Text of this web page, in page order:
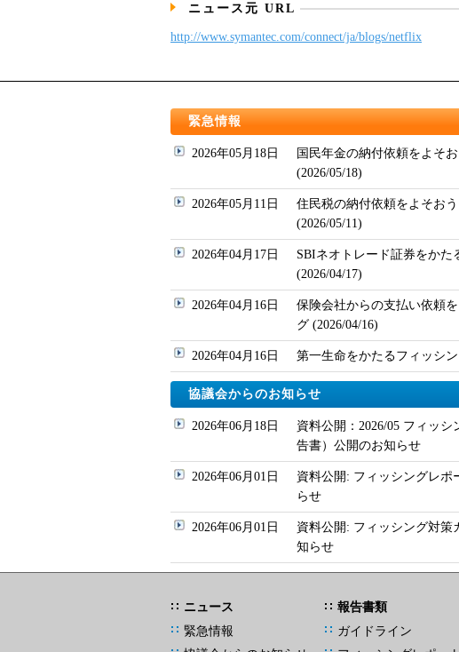
ニュース元 URL
http://www.symantec.com/connect/ja/blogs/netflix
緊急情報
2026年05月18日
国民年金の納付依頼をよそ
(2026/05/18)
2026年05月11日
住民税の納付依頼をよそお
(2026/05/11)
2026年04月17日
SBIネオトレード証券をかた
(2026/04/17)
2026年04月16日
保険会社からの支払い依頼
グ (2026/04/16)
2026年04月16日 第一生命をかたるフィッシン
協議会からのお知らせ
2026年06月18日
資料公開：2026/05 フィッ
告書）公開のお知らせ
2026年06月01日
資料公開: フィッシングレポ
らせ
2026年06月01日
資料公開: フィッシング対策
知らせ
ニュース
緊急情報
報告書類
ガイドライン